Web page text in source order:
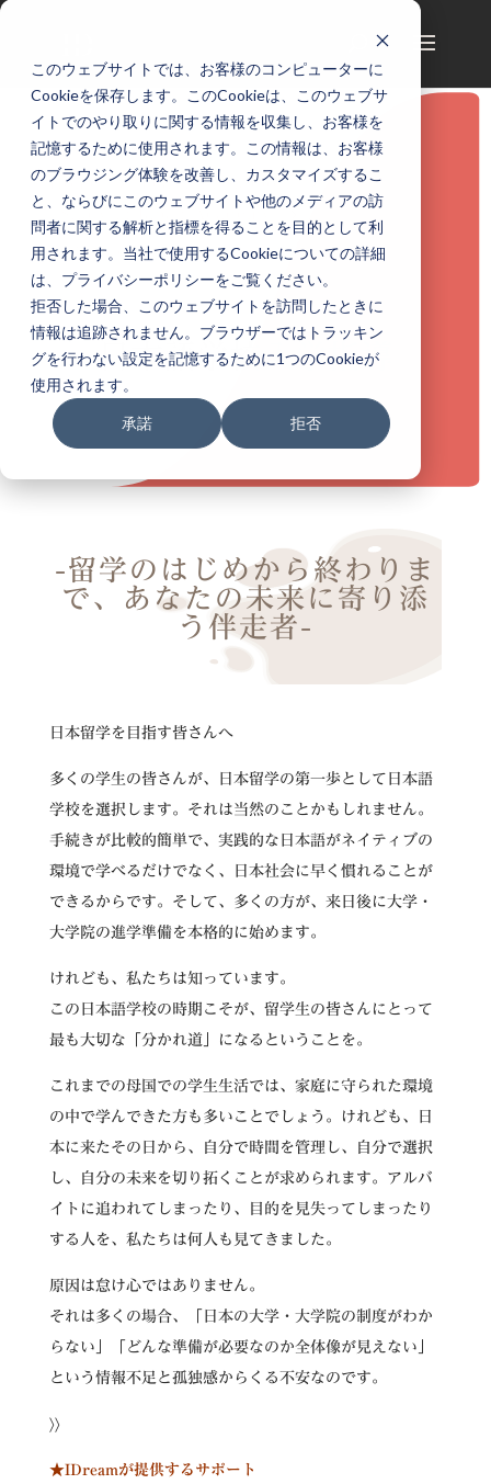
このウェブサイトでは、お客様のコンピューターに
Cookieを保存します。このCookieは、このウェブサ
イトでのやり取りに関する情報を収集し、お客様を
記憶するために使用されます。この情報は、お客様
のブラウジング体験を改善し、カスタマイズするこ
と、ならびにこのウェブサイトや他のメディアの訪
問者に関する解析と指標を得ることを目的として利
用されます。当社で使用するCookieについての詳細
は、プライバシーポリシーをご覧ください。
拒否した場合、このウェブサイトを訪問したときに
情報は追跡されません。ブラウザーではトラッキン
グを行わない設定を記憶するために1つのCookieが
使用されます。
承諾 拒否
Home 5 Learning Support 5
Study in Japan Academy 5
enter-japanese-language-school
日本語学校入学指導
-留学のはじめから終わりま
で、あなたの未来に寄り添
う伴走者-
日本留学を目指す皆さんへ
多くの学生の皆さんが、日本留学の第一歩として日本語
学校を選択します。それは当然のことかもしれません。
手続きが比較的簡単で、実践的な日本語がネイティブの
環境で学べるだけでなく、日本社会に早く慣れることが
できるからです。そして、多くの方が、来日後に大学・
大学院の進学準備を本格的に始めます。
けれども、私たちは知っています。
この日本語学校の時期こそが、留学生の皆さんにとって
最も大切な「分かれ道」になるということを。
これまでの母国での学生生活では、家庭に守られた環境
の中で学んできた方も多いことでしょう。けれども、日
本に来たその日から、自分で時間を管理し、自分で選択
し、自分の未来を切り拓くことが求められます。アルバ
イトに追われてしまったり、目的を見失ってしまったり
する人を、私たちは何人も見てきました。
原因は怠け心ではありません。
それは多くの場合、「日本の大学・大学院の制度がわか
らない」「どんな準備が必要なのか全体像が見えない」
という情報不足と孤独感からくる不安なのです。
〉〉
★IDreamが提供するサポート